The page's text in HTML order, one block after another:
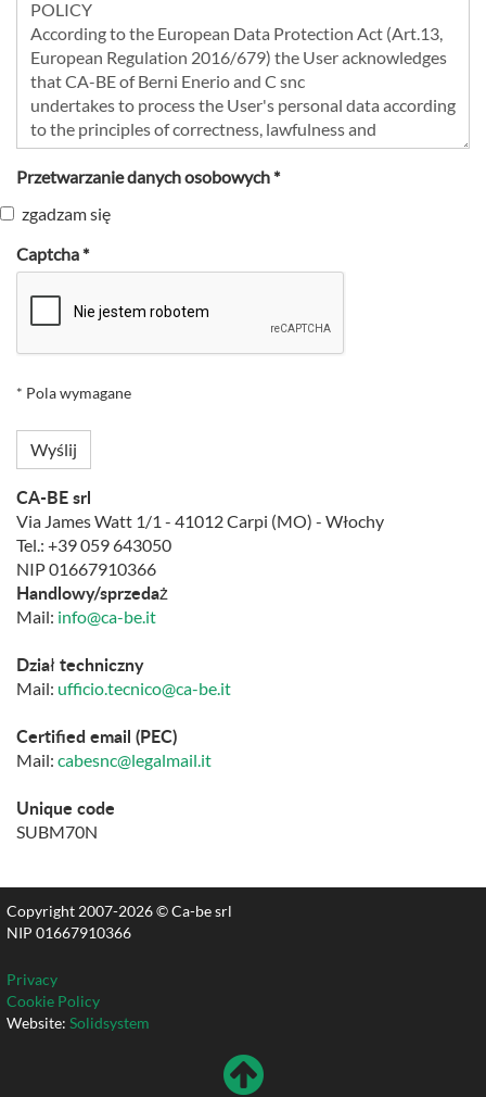
Przetwarzanie danych osobowych *
zgadzam się
Captcha *
* Pola wymagane
Wyślij
CA-BE srl
Via James Watt 1/1 - 41012 Carpi (MO) - Włochy
Tel.: +39 059 643050
NIP 01667910366
Handlowy/sprzedaż
Mail: info@ca-be.it
Dział techniczny
Mail: ufficio.tecnico@ca-be.it
Certified email (PEC)
Mail: cabesnc@legalmail.it
Unique code
SUBM70N
Copyright 2007-2026 © Ca-be srl
NIP 01667910366
Privacy
Cookie Policy
Website: Solidsystem
Wróć
Do